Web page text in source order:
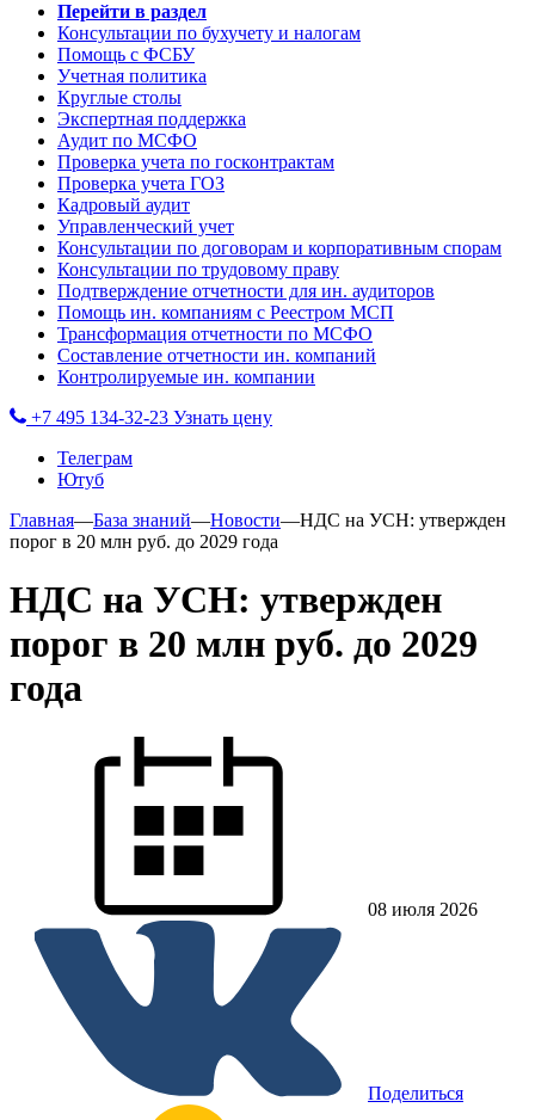
Перейти в раздел
Консультации по бухучету и налогам
Помощь с ФСБУ
Учетная политика
Круглые столы
Экспертная поддержка
Аудит по МСФО
Проверка учета по госконтрактам
Проверка учета ГОЗ
Кадровый аудит
Управленческий учет
Консультации по договорам и корпоративным спорам
Консультации по трудовому праву
Подтверждение отчетности для ин. аудиторов
Помощь ин. компаниям с Реестром МСП
Трансформация отчетности по МСФО
Составление отчетности ин. компаний
Контролируемые ин. компании
+7 495 134-32-23 Узнать цену
Телеграм
Ютуб
Главная—База знаний—Новости—НДС на УСН: утвержден
порог в 20 млн руб. до 2029 года
НДС на УСН: утвержден
порог в 20 млн руб. до 2029
года
08 июля 2026
Поделиться